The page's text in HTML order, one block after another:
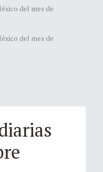
del mes de
del mes de